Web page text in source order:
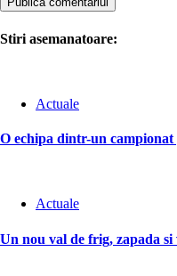
Stiri asemanatoare:
Actuale
O echipa dintr-un campionat
Actuale
Un nou val de frig, zapada